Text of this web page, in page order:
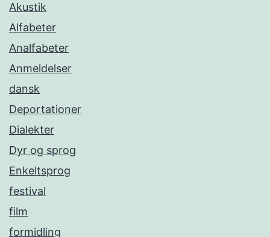
Akustik
Alfabeter
Analfabeter
Anmeldelser
dansk
Deportationer
Dialekter
Dyr og sprog
Enkeltsprog
festival
film
formidling